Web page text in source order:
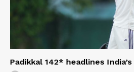
Padikkal 142* headlines